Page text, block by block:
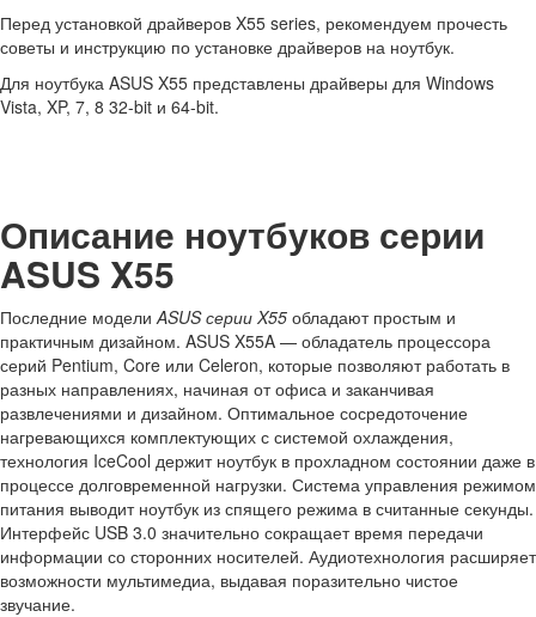
Перед установкой драйверов X55 series, рекомендуем прочесть
советы и инструкцию по установке драйверов на ноутбук.
Для ноутбука ASUS X55 представлены драйверы для Windows
Vista, XP, 7, 8 32-bit и 64-bit.
Описание ноутбуков серии
ASUS X55
Последние моделиASUS серии X55 обладают простым и
практичным дизайном. ASUS X55A — обладатель процессора
серий Pentium, Core или Celeron, которые позволяют работать в
разных направлениях, начиная от офиса и заканчивая
развлечениями и дизайном. Оптимальное сосредоточение
нагревающихся комплектующих с системой охлаждения,
технология IceCool держит ноутбук в прохладном состоянии даже в
процессе долговременной нагрузки. Система управления режимом
питания выводит ноутбук из спящего режима в считанные секунды.
Интерфейс USB 3.0 значительно сокращает время передачи
информации со сторонних носителей. Аудиотехнология расширяет
возможности мультимедиа, выдавая поразительно чистое
звучание.